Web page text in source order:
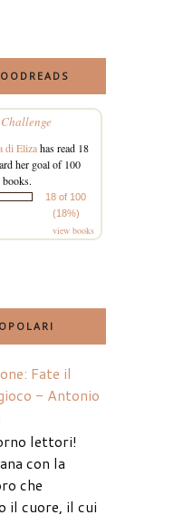
di Elizahas read 18
her goal of 100
books.
18 of 100
(18%)
view books
Fate il
- Antonio
lettori!
con la
che
il cuore, il cui